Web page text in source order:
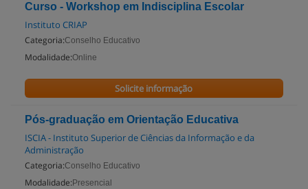
Curso - Workshop em Indisciplina Escolar
Instituto CRIAP
Categoria:Conselho Educativo
Modalidade:Online
Solicite informação
Pós-graduação em Orientação Educativa
ISCIA - Instituto Superior de Ciências da Informação e da
Administração
Categoria:Conselho Educativo
Modalidade: Presencial